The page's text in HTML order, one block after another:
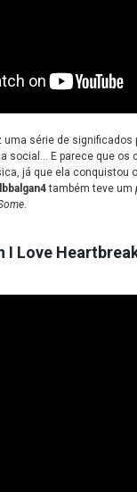
uma série de significados
social… E parece que os
já que ela conquistou o
também teve um
I Love